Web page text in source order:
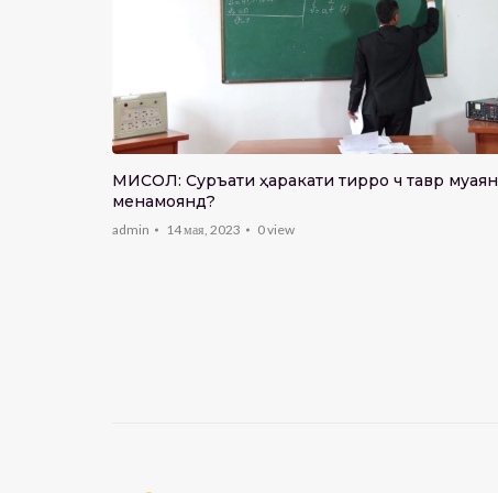
МИСОЛ: Суръати ҳаракати тирро чӣ тавр муаян
менамоянд?
admin 14 мая, 2023 0view